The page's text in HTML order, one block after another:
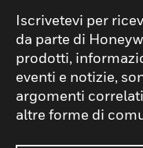
Iscrivetevi per
da parte di
prodotti,
eventi e notizie,
argomenti
altre forme di